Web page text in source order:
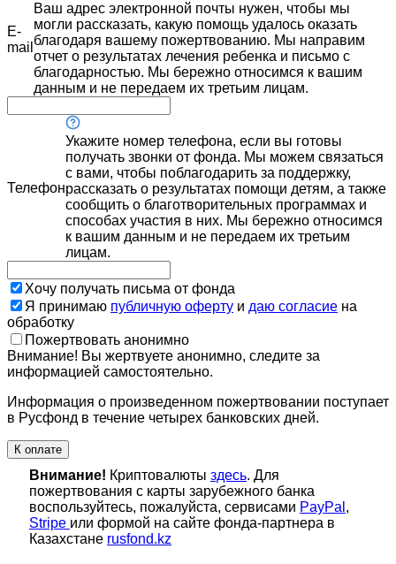
E-
mail
Ваш адрес электронной почты нужен, чтобы мы
могли рассказать, какую помощь удалось оказать
благодаря вашему пожертвованию. Мы направим
отчет о результатах лечения ребенка и письмо с
благодарностью. Мы бережно относимся к вашим
данным и не передаем их третьим лицам.
Телефон
Укажите номер телефона, если вы готовы
получать звонки от фонда. Мы можем связаться
с вами, чтобы поблагодарить за поддержку,
рассказать о результатах помощи детям, а также
сообщить о благотворительных программах и
способах участия в них. Мы бережно относимся
к вашим данным и не передаем их третьим
лицам.
Хочу получать письма от фонда
Я принимаю публичную оферту и даю согласие на
обработку
Пожертвовать анонимно
Внимание! Вы жертвуете анонимно, следите за
информацией самостоятельно.
Информация о произведенном пожертвовании поступает
в Русфонд в течение четырех банковских дней.
К оплате
Внимание! Криптовалюты здесь. Для
пожертвования с карты зарубежного банка
воспользуйтесь, пожалуйста, сервисами PayPal ,
Stripe или формой на сайте фонда-партнера в
Казахстане rusfond.kz